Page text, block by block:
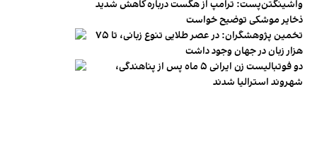
واشینگتن‌پست: ترامپ از هگست درباره کاهش شدید
ذخایر موشکی توضیح خواست
تخمین پژوهشگران: در عصر طلایی تنوع زبانی، تا ۷۵
هزار زبان در جهان وجود داشت
دو فوتبالیست زن ایرانی ۵ ماه پس از پناهندگی،
شهروند استرالیا شدند